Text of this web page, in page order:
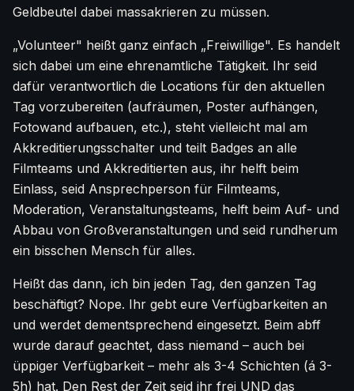
Geldbeutel dabei massakrieren zu müssen.
„Volunteer" heißt ganz einfach „Freiwillige". Es handelt
sich dabei um eine ehrenamtliche Tätigkeit. Ihr seid
dafür verantwortlich die Locations für den aktuellen
Tag vorzubereiten (aufräumen, Poster aufhängen,
Fotowand aufbauen, etc.), steht vielleicht mal am
Akkreditierungsschalter und teilt Badges an alle
Filmteams und Akkreditierten aus, ihr helft beim
Einlass, seid Ansprechperson für Filmteams,
Moderation, Veranstaltungsteams, helft beim Auf- und
Abbau von Großveranstaltungen und seid rundherum
ein bisschen Mensch für alles.
Heißt das dann, ich bin jeden Tag, den ganzen Tag
beschäftigt? Nope. Ihr gebt eure Verfügbarkeiten an
und werdet dementsprechend eingesetzt. Beim abff
wurde darauf geachtet, dass niemand – auch bei
üppiger Verfügbarkeit – mehr als 3-4 Schichten (á 3-
5h) hat. Den Rest der Zeit seid ihr frei UND das